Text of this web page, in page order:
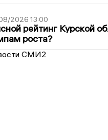
2026 13:00
рейтинг Курской
роста?
СМИ2